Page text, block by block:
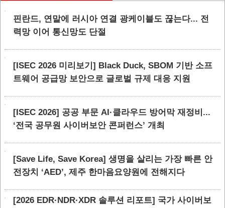
핀란드, 연말에 러시아 연결 광케이블도 끊는다... 전
력망 이어 통신망도 단절
[ISEC 2026 미리보기] Black Duck, SBOM 기반 소프
트웨어 공급망 보안으로 글로벌 규제 대응 지원
[ISEC 2026] 공공 부문 AI·클라우드 방어막 재정비...
‘전국 공무원 사이버보안 콘퍼런스’ 개최
[Save Life, Save Korea] 생명을 살리는 가장 빠른 안
전장치 ‘AED’, 제주 한마음요양원에 전해지다
[2026 EDR·NDR·XDR 솔루션 리포트] 국가 사이버보